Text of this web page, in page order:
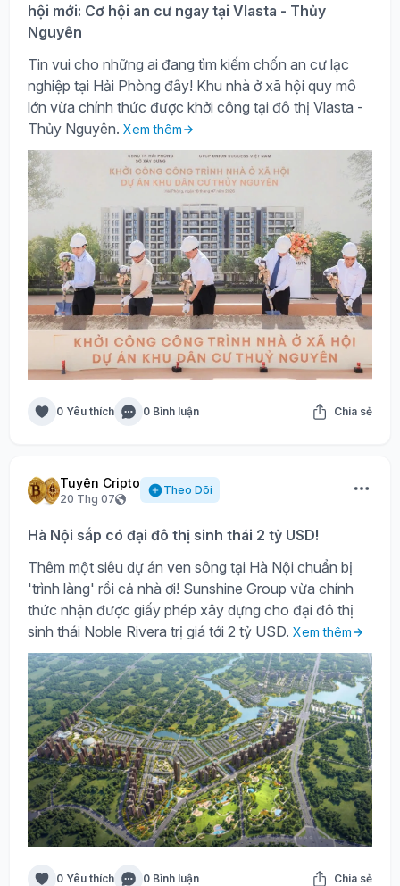
hội mới: Cơ hội an cư ngay tại Vlasta - Thủy
Nguyên
Tin vui cho những ai đang tìm kiếm chốn an cư lạc
nghiệp tại Hải Phòng đây! Khu nhà ở xã hội quy mô
lớn vừa chính thức được khởi công tại đô thị Vlasta -
Thủy Nguyên. Xem thêm
0 Yêu thích 0 Bình luận Chia sẻ
Tuyên Cripto
20 Thg 07
Theo Dõi
Hà Nội sắp có đại đô thị sinh thái 2 tỷ USD!
Thêm một siêu dự án ven sông tại Hà Nội chuẩn bị
'trình làng' rồi cả nhà ơi! Sunshine Group vừa chính
thức nhận được giấy phép xây dựng cho đại đô thị
sinh thái Noble Rivera trị giá tới 2 tỷ USD. Xem thêm
0 Yêu thích 0 Bình luận Chia sẻ